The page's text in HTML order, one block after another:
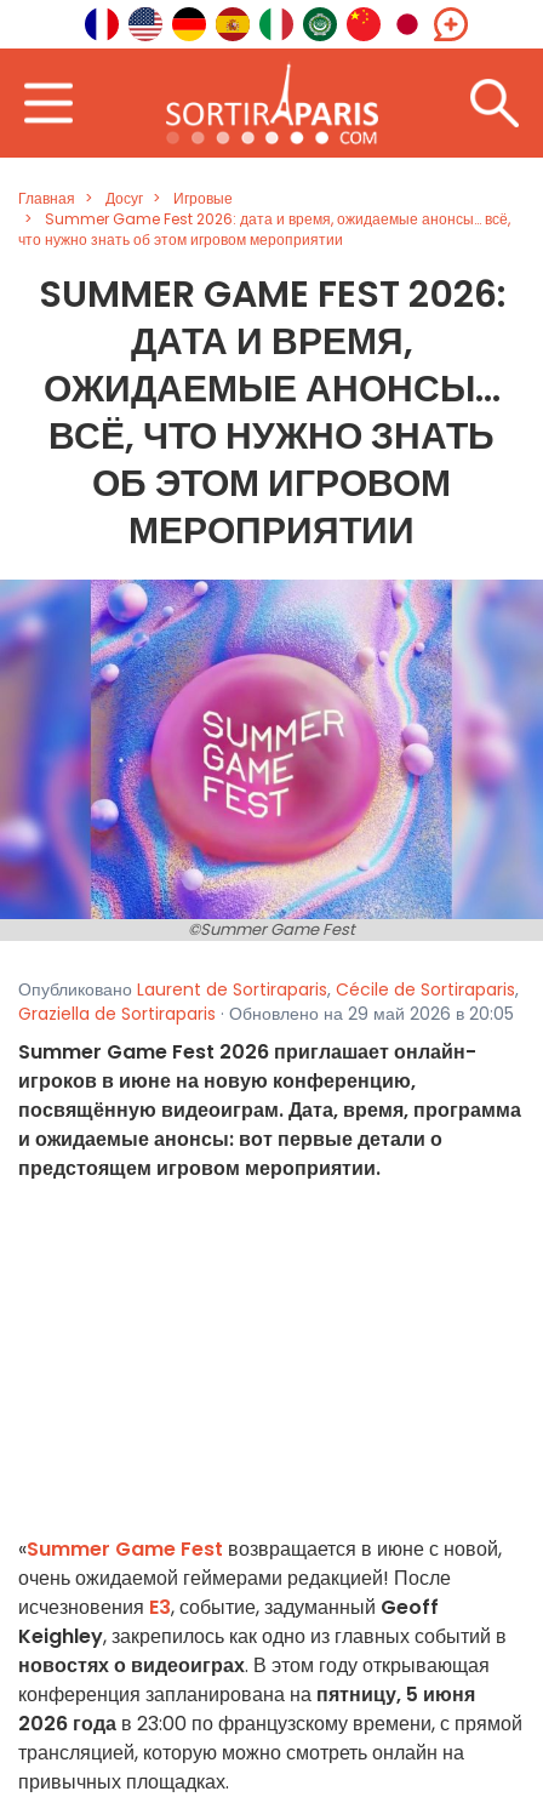
Главная Досуг
Игровые
Summer Game Fest 2026: дата и время, ожидаемые анонсы… всё,
что нужно знать об этом игровом мероприятии
SUMMER GAME FEST 2026:
ДАТА И ВРЕМЯ,
ОЖИДАЕМЫЕ АНОНСЫ…
ВСЁ, ЧТО НУЖНО ЗНАТЬ
ОБ ЭТОМ ИГРОВОМ
МЕРОПРИЯТИИ
©Summer Game Fest
Опубликовано Laurent de Sortiraparis, Cécile de Sortiraparis,
Graziella de Sortiraparis · Обновлено на 29 май 2026 в 20:05
Summer Game Fest 2026 приглашает онлайн-
игроков в июне на новую конференцию,
посвящённую видеоиграм. Дата, время, программа
и ожидаемые анонсы: вот первые детали о
предстоящем игровом мероприятии.
«Summer Game Fest возвращается в июне с новой,
очень ожидаемой геймерами редакцией! После
исчезновения E3, событие, задуманный Geoff
Keighley, закрепилось как одно из главных событий в
новостях о видеоиграх. В этом году открывающая
конференция запланирована на пятницу, 5 июня
2026 года в 23:00 по французскому времени, с прямой
трансляцией, которую можно смотреть онлайн на
привычных площадках.